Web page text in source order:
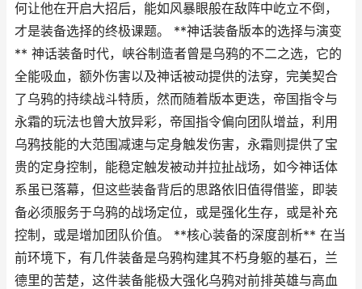
何让他在开启大招后，能如风暴眼般在敌阵中屹立不倒，
才是装备选择的终极课题。 **神话装备版本的选择与演变
** 神话装备时代，峡谷制造者曾是乌鸦的不二之选，它的
全能吸血，额外伤害以及神话被动提供的法穿，完美契合
了乌鸦的持续战斗特质，然而随着版本更迭，帝国指令与
永霜的玩法也曾大放异彩，帝国指令偏向团队增益，利用
乌鸦技能的大范围减速与定身触发伤害，永霜则提供了宝
贵的定身控制，能稳定触发被动并拉扯战场，如今神话体
系虽已落幕，但这些装备背后的思路依旧值得借鉴，即装
备必须服务于乌鸦的战场定位，或是强化生存，或是补充
控制，或是增加团队价值。 **核心装备的深度剖析** 在当
前环境下，有几件装备是乌鸦构建其不朽身躯的基石，兰
德里的苦楚，这件装备能极大强化乌鸦对前排英雄与高血